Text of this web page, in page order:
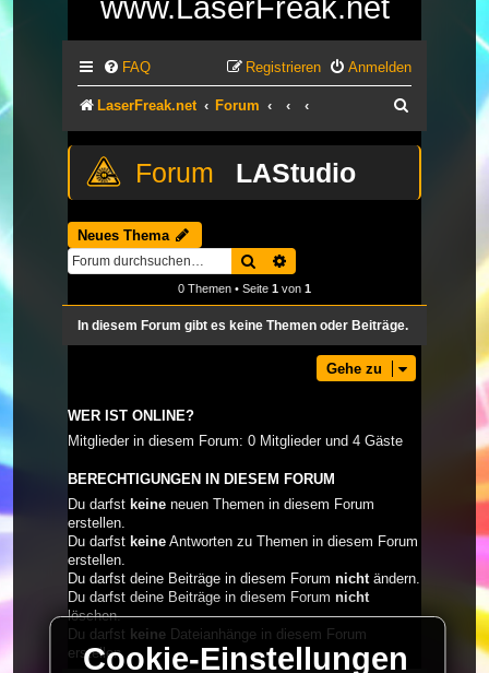
www.LaserFreak.net
FAQ Anmelden
Registrieren
LaserFreak.net Forum
LAStudio
Neues Thema
Suche
0 Themen • Seite 1 von 1
In diesem Forum gibt es keine Themen oder Beiträge.
Gehe zu
WER IST ONLINE?
Mitglieder in diesem Forum: 0 Mitglieder und 4 Gäste
BERECHTIGUNGEN IN DIESEM FORUM
Du darfst keine neuen Themen in diesem Forum
erstellen.
Du darfst keine Antworten zu Themen in diesem Forum
erstellen.
Du darfst deine Beiträge in diesem Forum nicht ändern.
Du darfst deine Beiträge in diesem Forum nicht
löschen.
Du darfst keine Dateianhänge in diesem Forum
erstellen.
Cookie-Einstellungen